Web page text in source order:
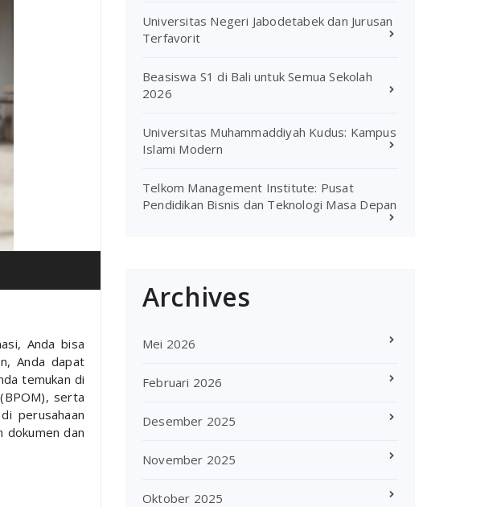
Anda bisa
Anda dapat
temukan di
serta
perusahaan
dokumen dan
Universitas Negeri Jabodetabek dan Jurusan
Terfavorit
Beasiswa S1 di Bali untuk Semua Sekolah
2026
Universitas Muhammaddiyah Kudus: Kampus
Islami Modern
Telkom Management Institute: Pusat
Pendidikan Bisnis dan Teknologi Masa Depan
Archives
Mei 2026
Februari 2026
Desember 2025
November 2025
Oktober 2025